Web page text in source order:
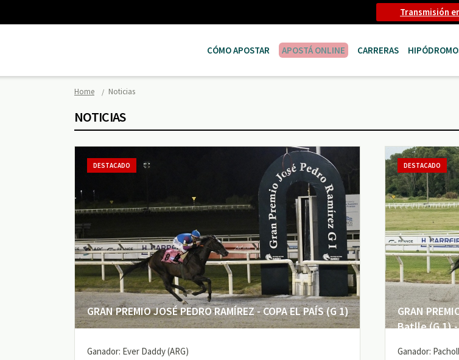
Transmisión
CÓMO APOSTAR APOSTÁ ONLINE CARRERAS
Home Noticias
NOTICIAS
GRAN PREMIO JOSÉ PEDRO RAMÍREZ - COPA EL PAÍS (G 1)
DESTACADO
Ganador: Ever Daddy (ARG)
GRAN
Batlle (G 1) -
DESTACADO
Ganador: